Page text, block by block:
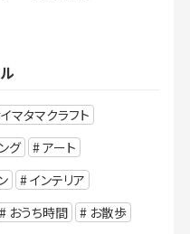
マタマクラフト
グ
アート
インテリア
おうち時間
お散歩